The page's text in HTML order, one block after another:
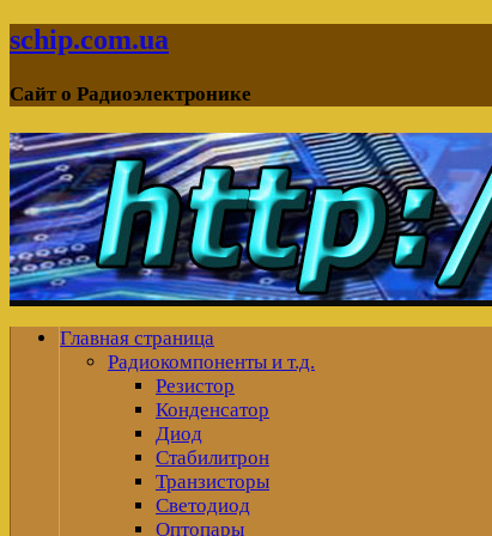
schip.com.ua
Сайт о Радиоэлектронике
Главная страница
Радиокомпоненты и т.д.
Резистор
Конденсатор
Диод
Стабилитрон
Транзисторы
Светодиод
Оптопары